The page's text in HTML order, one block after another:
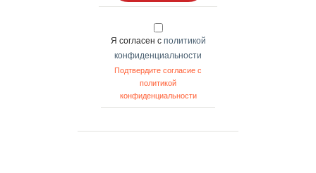
Я согласен с политикой
конфиденциальности
Подтвердите согласие с
политикой
конфиденциальности